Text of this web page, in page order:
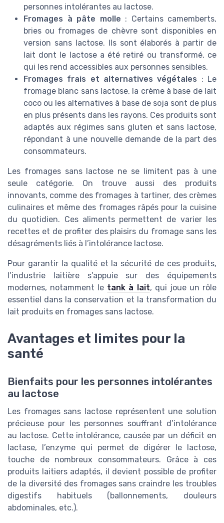
personnes intolérantes au lactose.
Fromages à pâte molle : Certains camemberts,
bries ou fromages de chèvre sont disponibles en
version sans lactose. Ils sont élaborés à partir de
lait dont le lactose a été retiré ou transformé, ce
qui les rend accessibles aux personnes sensibles.
Fromages frais et alternatives végétales : Le
fromage blanc sans lactose, la crème à base de lait
coco ou les alternatives à base de soja sont de plus
en plus présents dans les rayons. Ces produits sont
adaptés aux régimes sans gluten et sans lactose,
répondant à une nouvelle demande de la part des
consommateurs.
Les fromages sans lactose ne se limitent pas à une
seule catégorie. On trouve aussi des produits
innovants, comme des fromages à tartiner, des crèmes
culinaires et même des fromages râpés pour la cuisine
du quotidien. Ces aliments permettent de varier les
recettes et de profiter des plaisirs du fromage sans les
désagréments liés à l’intolérance lactose.
Pour garantir la qualité et la sécurité de ces produits,
l’industrie laitière s’appuie sur des équipements
modernes, notamment le tank à lait, qui joue un rôle
essentiel dans la conservation et la transformation du
lait produits en fromages sans lactose.
Avantages et limites pour la
santé
Bienfaits pour les personnes intolérantes
au lactose
Les fromages sans lactose représentent une solution
précieuse pour les personnes souffrant d’intolérance
au lactose. Cette intolérance, causée par un déficit en
lactase, l’enzyme qui permet de digérer le lactose,
touche de nombreux consommateurs. Grâce à ces
produits laitiers adaptés, il devient possible de profiter
de la diversité des fromages sans craindre les troubles
digestifs habituels (ballonnements, douleurs
abdominales, etc.).